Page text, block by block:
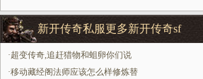
新开传奇私服更多新开传奇sf
·超变传奇,追赶猎物和蛆卵你们说
·移动藏经阁法师应该怎么样修炼替